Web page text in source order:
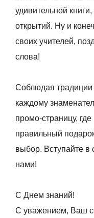
удивительной
открытий. Ну и
своих учителей,
слова!
Соблюдая
каждому
промо-страницу,
правильный
выбор. Вступайте в
нами!
С Днем знаний!
С уважением, Ваш